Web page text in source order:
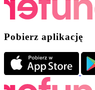
Pobierz aplikację